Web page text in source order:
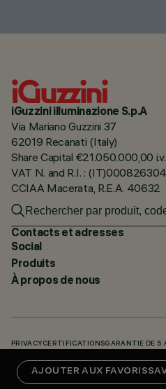
AJOUTER AUX FAVORIS
iGuzzini illuminazione S.p.A
Via Mariano Guzzini 37
62019 Recanati (Italy)
Share Capital €21.050.000,00 i.v.
VAT N. and R.I. :
CCIAA Macerata, R.E.A. 40632
Contacts et adresses
Social
Produits
À propos de nous
PRIVACY CERTIFICATIONSGARANTIE DE 5
TÉLÉCHARGEMENTS